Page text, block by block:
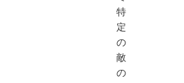
特
定
の
敵
の